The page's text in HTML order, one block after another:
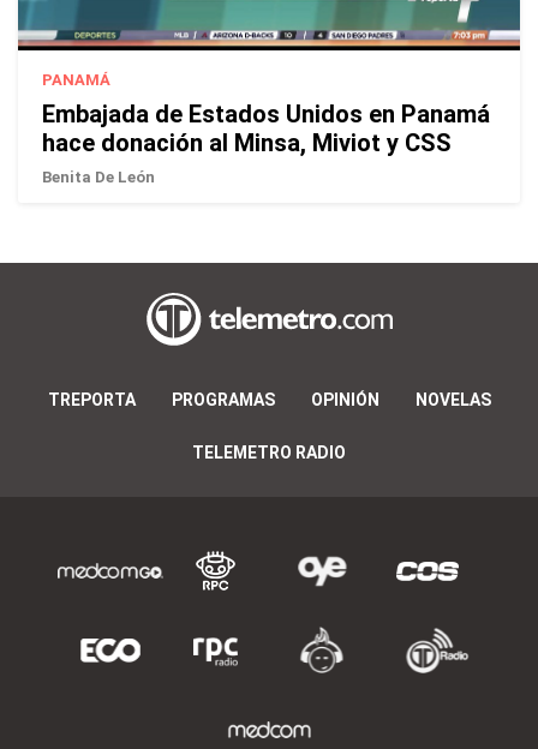
PANAMÁ
Embajada de Estados Unidos en Panamá
hace donación al Minsa, Miviot y CSS
Benita De León
TREPORTA PROGRAMAS OPINIÓN NOVELAS
TELEMETRO RADIO